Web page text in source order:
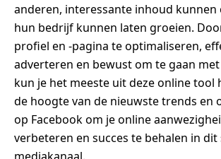
anderen, interessante inhoud kunnen
hun bedrijf kunnen laten groeien.
profiel en -pagina te optimaliseren,
adverteren en bewust om te gaan
kun je het meeste uit deze online tool
de hoogte van de nieuwste trends en
op Facebook om je online
verbeteren en succes te behalen in dit